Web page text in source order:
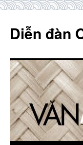
content
Diễn đàn